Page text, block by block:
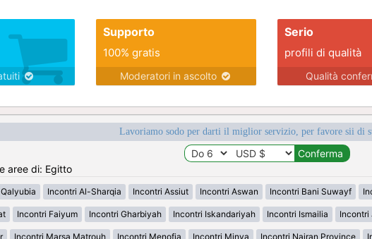
Supporto
100% gratis
Moderatori in ascolto
Serio
profili di qualità
Qualità
Lavoriamo sodo per darti il miglior servizio, per favore sii di
aree di: Egitto
Incontri Al-Sharqia Incontri Assiut Incontri Aswan Incontri Bani Suwayf
Incontri Faiyum Incontri Gharbiyah Incontri Iskandariyah Incontri Ismailia Incontri
Incontri Marsa Matrouh Incontri Menofia Incontri Minya Incontri Najran Province